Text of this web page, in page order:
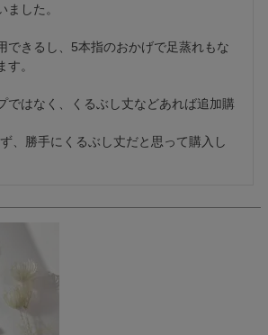
ました。
できるし、5本指のおかげで足蒸れもな
す。
ではなく、くるぶし丈などあれば追加購
、勝手にくるぶし丈だと思って購入し